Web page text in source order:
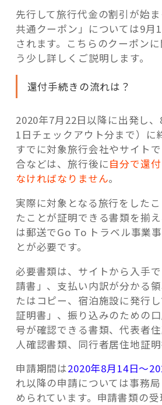
先行して旅行代金の割引が始
共通クーポン」については9月
されます。こちらのクーポン
う少し詳しくご説明します。
還付手続きの流れは？
2020年7月22日以降に出発し
1日チェックアウト分まで）に
すでに対象旅行会社やサイト
合などは、旅行後に自分で還
なければなりません。
実際に対象となる旅行をした
たことが証明できる書類を揃
は郵送でGo To トラベル事業
とが必要です。
必要書類は、サイトから入手
請書」、支払い内訳が分かる
たはコピー、宿泊施設に発行
証明書」、振り込みのための
号が確認できる書類、代表者
人確認書類、同行者居住地証明
申請期間は2020年8月14日～
れ以降の申請については事務
められています。申請書類の